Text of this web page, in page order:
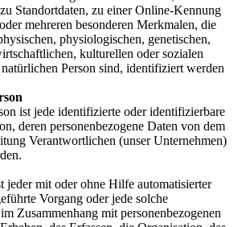
Standortdaten, zu einer Online-Kennung
mehreren besonderen Merkmalen, die
physiologischen, genetischen,
kulturellen oder sozialen
Person sind, identifiziert werden
ist jede identifizierte oder identifizierbare
deren personenbezogene Daten von dem
Verantwortlichen (unser Unternehmen)
jeder mit oder ohne Hilfe automatisierter
Vorgang oder jede solche
Zusammenhang mit personenbezogenen